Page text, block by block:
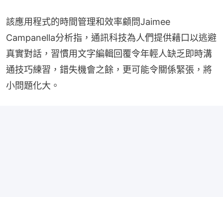
該應用程式的時間管理和效率顧問Jaimee
Campanella分析指，通訊科技為人們提供藉口以逃避
真實對話，習慣用文字編輯回覆令年輕人缺乏即時溝
通技巧練習，錯失機會之餘，更可能令關係緊張，將
小問題化大。